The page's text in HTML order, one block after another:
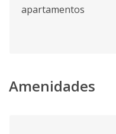
apartamentos
Amenidades